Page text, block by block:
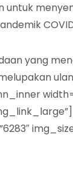
untuk
yang